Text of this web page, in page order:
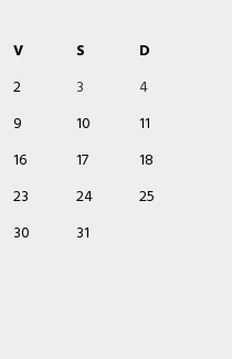
V S
D
2 3
4
9 10
11
16 17
18
23 24
25
30 31